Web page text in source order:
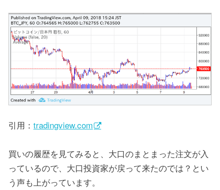
引用： tradingview.com
買いの履歴を見てみると、大口のまとまった注文が入
っているので、大口投資家が戻って来たのでは？とい
う声も上がっています。